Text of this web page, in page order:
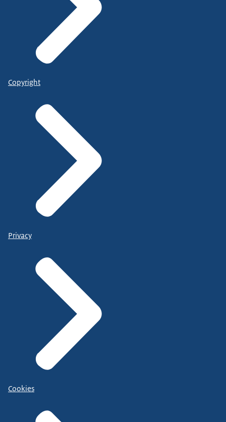
Copyright
Privacy
Cookies